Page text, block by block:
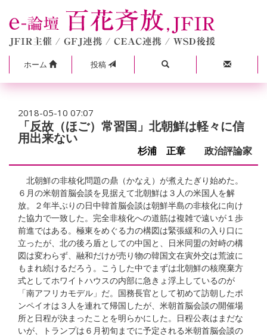
ホーム 投稿
2018-05-10 07:07
「反故（ほご）常習国」北朝鮮は軽々に信
用出来ない
杉浦 正章 政治評論家
北朝鮮の非核化問題の鼎（かなえ）が煮えたぎり始めた。
６月の米朝首脳会談を見据えて北朝鮮は３人の米国人を解
放。２年半ぶりの日中韓首脳会談は朝鮮半島の非核化に向け
た協力で一致した。完全非核化への道筋は複雑で遠いが１歩
前進ではある。極東をめぐる力の構図は緊張緩和の入り口に
立ったが、北の後ろ盾としての中国と、日米同盟の対峙の構
図は変わらず、融和だけが売り物の韓国文在寅外交は荒波に
もまれ続けるだろう。こうした中でまずは北朝鮮の核廃棄方
式としてホワイトハウスの内部に急きょ浮上しているのが
「南アフリカモデル」だ。国務長官として初めて訪朝したポ
ンペイオは３人を連れて帰国したが、米朝首脳会談の開催場
所と日程が決まったことを明らかにした。日程公表はまだな
いが、トランプは６月初旬までに予定される米朝首脳会談の